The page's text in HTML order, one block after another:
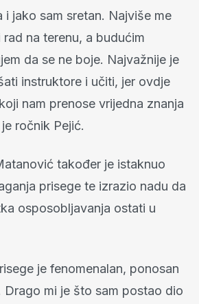
i jako sam sretan. Najviše me
na terenu, a budućim
da se ne boje. Najvažnije je
instruktore i učiti, jer ovdje
nam prenose vrijedna znanja
ročnik Pejić.
također je istaknuo
prisege te izrazio nadu da
osposobljavanja ostati u
je fenomenalan, ponosan
Drago mi je što sam postao dio